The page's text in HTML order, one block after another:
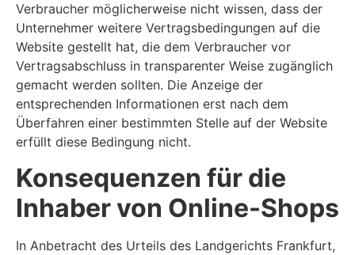
Verbraucher möglicherweise nicht wissen, dass der
Unternehmer weitere Vertragsbedingungen auf die
Website gestellt hat, die dem Verbraucher vor
Vertragsabschluss in transparenter Weise zugänglich
gemacht werden sollten. Die Anzeige der
entsprechenden Informationen erst nach dem
Überfahren einer bestimmten Stelle auf der Website
erfüllt diese Bedingung nicht.
Konsequenzen für die
Inhaber von Online-Shops
In Anbetracht des Urteils des Landgerichts Frankfurt,